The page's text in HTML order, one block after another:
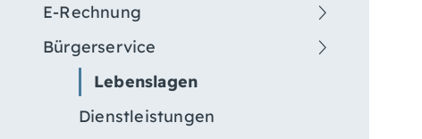
E-Rechnung
Bürgerservice
Lebenslagen
Dienstleistungen